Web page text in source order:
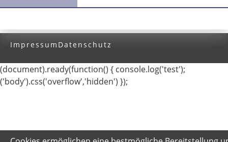
Impressum Datenschutz
(document).ready(function() { console.log('test');
('body').css('overflow','hidden') });